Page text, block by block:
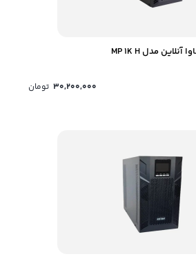
30,200,000 تومان